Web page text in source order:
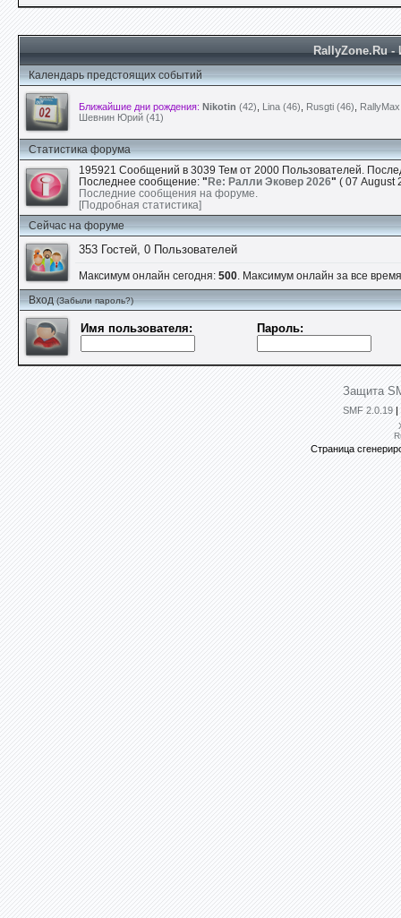
RallyZone.Ru
Календарь предстоящих событий
Ближайшие дни рождения: Nikotin (42) Lina (46) Rusgti (46)
Шевнин Юрий (41)
Статистика форума
195921 Сообщений в 3039 Тем от 2000 Пользователей.
Последнее сообщение: "Re: Ралли Эковер 2026" ( 07 August
Последние сообщения на форуме.
[Подробная статистика]
Сейчас на форуме
353 Гостей, 0 Пользователей
Максимум онлайн сегодня: 500 . Максимум онлайн за все
Вход(Забыли пароль?)
Имя пользователя: Пароль:
Защита
SMF 2.0.19 |
Страница